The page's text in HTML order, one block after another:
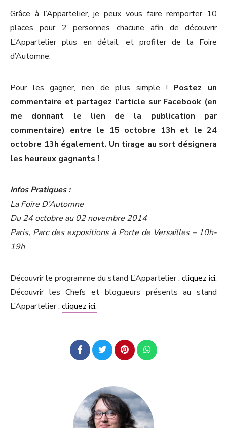
Grâce à l’Appartelier, je peux vous faire remporter 10
places pour 2 personnes chacune afin de découvrir
L’Appartelier plus en détail, et profiter de la Foire
d’Automne.
Pour les gagner, rien de plus simple ! Postez un
commentaire et partagez l’article sur Facebook (en
me donnant le lien de la publication par
commentaire) entre le 15 octobre 13h et le 24
octobre 13h également. Un tirage au sort désignera
les heureux gagnants !
Infos Pratiques :
La Foire D’Automne
Du 24 octobre au 02 novembre 2014
Paris, Parc des expositions à Porte de Versailles – 10h-
19h
Découvrir le programme du stand L’Appartelier : cliquez ici.
Découvrir les Chefs et blogueurs présents au stand
L’Appartelier : cliquez ici.